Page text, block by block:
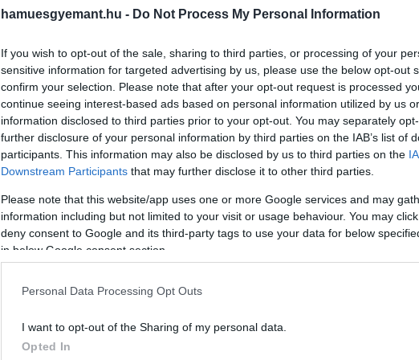
hamuesgyemant.hu - Do Not Process My Personal Information
If you wish to opt-out of the sale, sharing to third parties, or processing of your
sensitive information for targeted advertising by us, please use the below opt-out
confirm your selection. Please note that after your opt-out request is processed
continue seeing interest-based ads based on personal information utilized by us
information disclosed to third parties prior to your opt-out. You may separately
further disclosure of your personal information by third parties on the IAB’s list of
participants. This information may also be disclosed by us to third parties on the
Downstream Participants that may further disclose it to other third parties.
Please note that this website/app uses one or more Google services and may
information including but not limited to your visit or usage behaviour. You may
deny consent to Google and its third-party tags to use your data for below
in below Google consent section.
Personal Data Processing Opt Outs
I want to opt-out of the Sharing of my personal data.
Opted In